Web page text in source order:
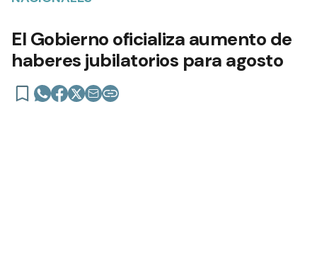
El Gobierno oficializa aumento de
haberes jubilatorios para agosto